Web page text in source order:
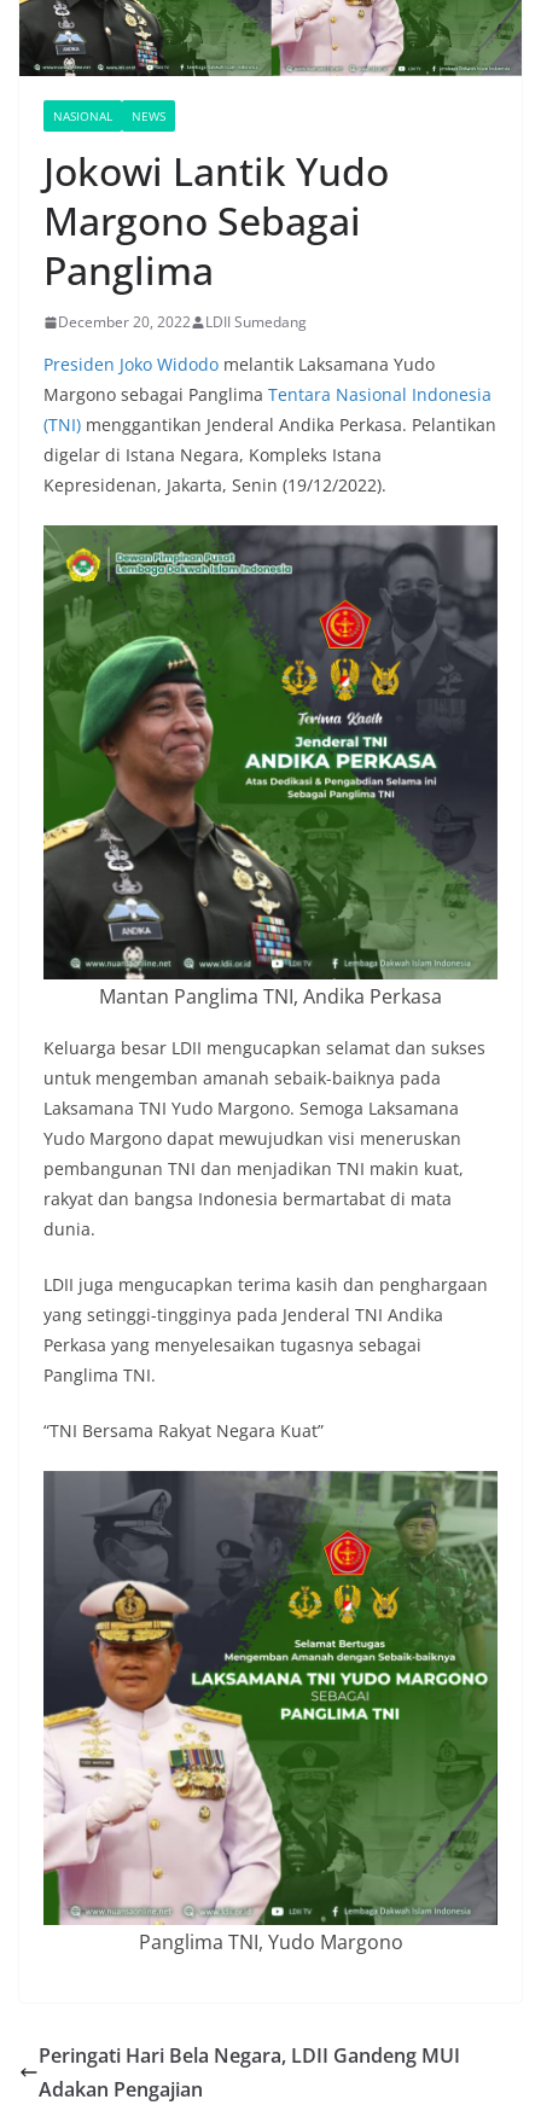
NASIONAL NEWS
Jokowi Lantik Yudo
Margono Sebagai
Panglima
December 20, 2022 LDII Sumedang
Presiden Joko Widodo melantik Laksamana Yudo
Margono sebagai Panglima Tentara Nasional Indonesia
(TNI) menggantikan Jenderal Andika Perkasa. Pelantikan
digelar di Istana Negara, Kompleks Istana
Kepresidenan, Jakarta, Senin (19/12/2022).
Mantan Panglima TNI, Andika Perkasa
Keluarga besar LDII mengucapkan selamat dan sukses
untuk mengemban amanah sebaik-baiknya pada
Laksamana TNI Yudo Margono. Semoga Laksamana
Yudo Margono dapat mewujudkan visi meneruskan
pembangunan TNI dan menjadikan TNI makin kuat,
rakyat dan bangsa Indonesia bermartabat di mata
dunia.
LDII juga mengucapkan terima kasih dan penghargaan
yang setinggi-tingginya pada Jenderal TNI Andika
Perkasa yang menyelesaikan tugasnya sebagai
Panglima TNI.
“TNI Bersama Rakyat Negara Kuat”
Panglima TNI, Yudo Margono
Peringati Hari Bela Negara, LDII Gandeng MUI
Adakan Pengajian